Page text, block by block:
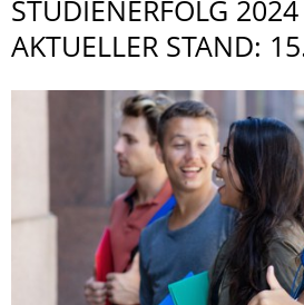
STUDIENERFOLG
AKTUELLER STAND: